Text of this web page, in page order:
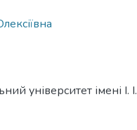
університет імені І. І.